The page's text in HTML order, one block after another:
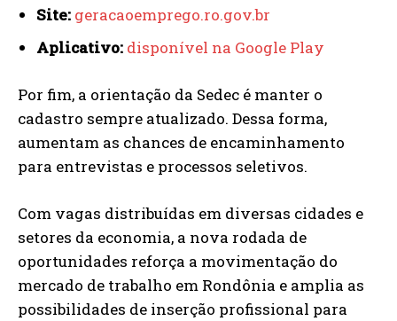
Site: geracaoemprego.ro.gov.br
Aplicativo: disponível na Google Play
Por fim, a orientação da Sedec é manter o
cadastro sempre atualizado. Dessa forma,
aumentam as chances de encaminhamento
para entrevistas e processos seletivos.
Com vagas distribuídas em diversas cidades e
setores da economia, a nova rodada de
oportunidades reforça a movimentação do
mercado de trabalho em Rondônia e amplia as
possibilidades de inserção profissional para